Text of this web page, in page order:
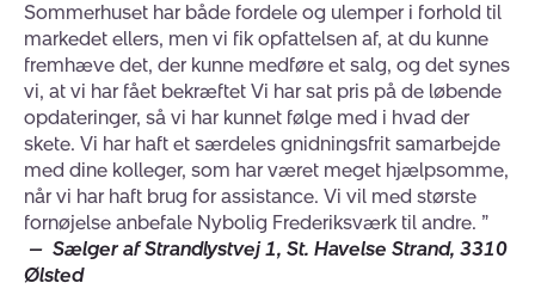
udgangspunkt i dine ønsker og i din bolig. Planen
giver et godt overblik over salgsforløbet og dermed
tryghed og sikkerhed hele vejen igennem
Et helt hold af dedikerede medarbejdere med et
omfattende lokalkendskab, som gør at vi alle kan
informere de potentielle købere af din bolig om alle
de muligheder og oplevelser, som Halsnæs byder
på samt faciliteterne i netop dit lokalområde
Et serviceminded medarbejderteam, som altid
sætter kunden i centrum. Dette kommer bl.a. til
Sommerhuset har både fordele og ulemper i forhold til
markedet ellers, men vi fik opfattelsen af, at du kunne
fremhæve det, der kunne medføre et salg, og det synes
vi, at vi har fået bekræftet Vi har sat pris på de løbende
opdateringer, så vi har kunnet følge med i hvad der
skete. Vi har haft et særdeles gnidningsfrit samarbejde
med dine kolleger, som har været meget hjælpsomme,
når vi har haft brug for assistance. Vi vil med største
fornøjelse anbefale Nybolig Frederiksværk til andre. ”
— Sælger af Strandlystvej 1, St. Havelse Strand, 3310
Ølsted